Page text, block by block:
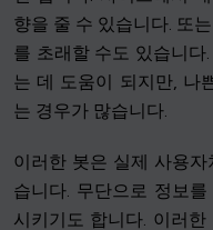
향을 줄 수 있습니다. 또
를 초래할 수도 있습니
는 데 도움이 되지만, 나
는 경우가 많습니다.
이러한 봇은 실제 사용
습니다. 무단으로 정보
시키기도 합니다. 이러